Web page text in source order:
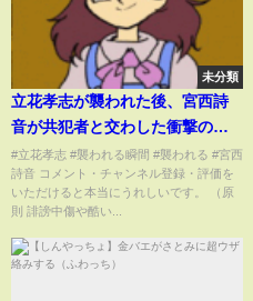
未分類
立花孝志が襲われた後、宮西詩
音が共犯者と交わした衝撃の会
話内容に一同驚愕。気付いた人
いますか？#立花孝志 #宮西詩音
#立花孝志 #襲われる瞬間 #襲われる #宮西
詩音 コメント・チャンネル登録・評価を
いただけると本当にうれしいです。 （原
則 誹謗中傷や酷い...